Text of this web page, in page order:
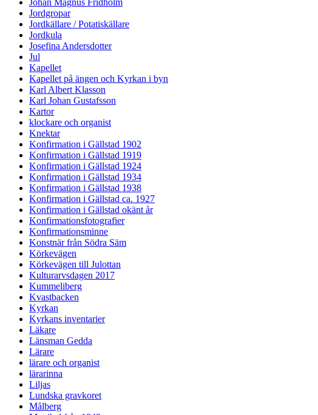
Johan Magnus Fridholm
Jordgropar
Jordkällare / Potatiskällare
Jordkula
Josefina Andersdotter
Jul
Kapellet
Kapellet på ängen och Kyrkan i byn
Karl Albert Klasson
Karl Johan Gustafsson
Kartor
klockare och organist
Knektar
Konfirmation i Gällstad 1902
Konfirmation i Gällstad 1919
Konfirmation i Gällstad 1924
Konfirmation i Gällstad 1934
Konfirmation i Gällstad 1938
Konfirmation i Gällstad ca. 1927
Konfirmation i Gällstad okänt år
Konfirmationsfotografier
Konfirmationsminne
Konstnär från Södra Säm
Körkevägen
Körkevägen till Julottan
Kulturarvsdagen 2017
Kummeliberg
Kvastbacken
Kyrkan
Kyrkans inventarier
Läkare
Länsman Gedda
Lärare
lärare och organist
lärarinna
Liljas
Lundska gravkoret
Målberg